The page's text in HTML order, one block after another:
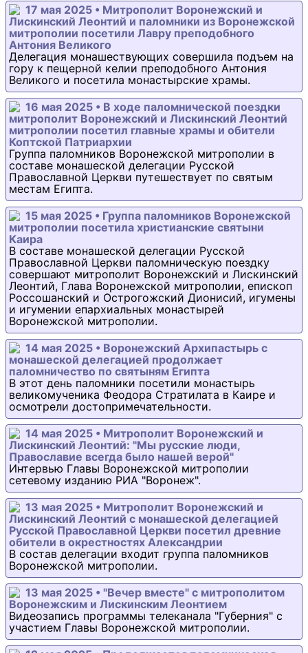
17 мая 2025 • Митрополит Воронежский и
Лискинский Леонтий и паломники из Воронежской
митрополии посетили Лавру преподобного
Антония Великого
Делегация монашествующих совершила подъем на
гору к пещерной келии преподобного Антония
Великого и посетила монастырские храмы.
16 мая 2025 • В ходе паломнической поездки
митрополит Воронежский и Лискинский Леонтий
митрополии посетил главные храмы и обители
Коптской Патриархии
Группа паломников Воронежской митрополии в
составе монашеской делегации Русской
Православной Церкви путешествует по святым
местам Египта.
15 мая 2025 • Группа паломников Воронежской
митрополии посетила христианские святыни
Каира
В составе монашеской делегации Русской
Православной Церкви паломническую поездку
совершают митрополит Воронежский и Лискинский
Леонтий, Глава Воронежской митрополии, епископ
Россошанский и Острогожский Дионисий, игумены
и игумении епархиальных монастырей
Воронежской митрополии.
14 мая 2025 • Воронежский Архипастырь с
монашеской делегацией продолжает
паломничество по святыням Египта
В этот день паломники посетили монастырь
великомученика Феодора Стратилата в Каире и
осмотрели достопримечательности.
14 мая 2025 • Митрополит Воронежский и
Лискинский Леонтий: "Мы русские люди,
Православие всегда было нашей верой"
Интервью Главы Воронежской митрополии
сетевому изданию РИА "Воронеж".
13 мая 2025 • Митрополит Воронежский и
Лискинский Леонтий с монашеской делегацией
Русской Православной Церкви посетил древние
обители в окрестностях Александрии
В состав делегации входит группа паломников
Воронежской митрополии.
13 мая 2025 • "Вечер вместе" с митрополитом
Воронежским и Лискинским Леонтием
Видеозапись программы телеканала "Губерния" с
участием Главы Воронежской митрополии.